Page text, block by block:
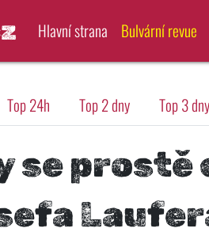
Hlavní strana Bulvární revue
Top 24h Top 2 dny Top 3 dny
se